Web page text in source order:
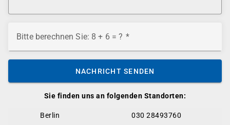
Sie finden uns an folgenden Standorten:
Berlin
030 28493760
Bitte berechnen Sie: 8 + 6 = ?
NACHRICHT SENDEN